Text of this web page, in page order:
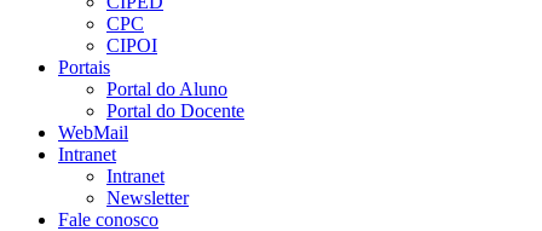
CPC
CIPOI
Portais
Portal do Aluno
Portal do Docente
WebMail
Intranet
Intranet
Newsletter
Fale conosco